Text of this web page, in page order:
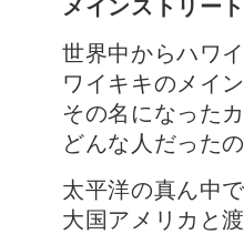
メインストリー
世界中からハワ
ワイキキのメイ
その名になった
どんな人だった
太平洋の真ん中
大国アメリカと